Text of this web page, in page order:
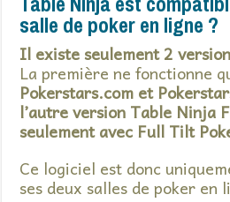
salle de poker en ligne ?
Il existe seulement 2
La première ne fonctionne
Pokerstars.com et
l’autre version Table Ninja
seulement avec Full Tilt
Ce logiciel est donc
ses deux salles de poker en